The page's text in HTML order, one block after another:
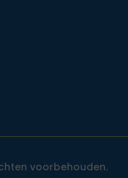
voorbehouden.